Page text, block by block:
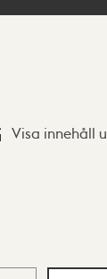
Visa innehåll